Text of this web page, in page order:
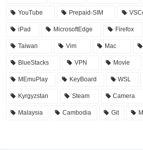
YouTube Prepaid-SIM
iPad MicrosoftEdge Firefox
Taiwan Vim Mac
BlueStacks VPN Movie
MEmuPlay KeyBoard WSL
Kyrgyzstan Steam Camera
Malaysia Cambodia Git